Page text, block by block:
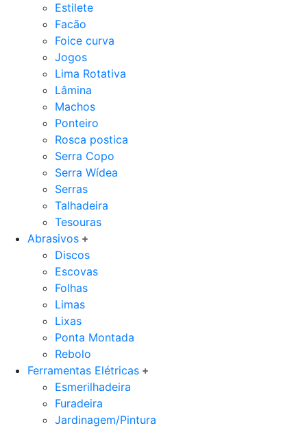
Estilete
Facão
Foice curva
Jogos
Lima Rotativa
Lâmina
Machos
Ponteiro
Rosca postica
Serra Copo
Serra Wídea
Serras
Talhadeira
Tesouras
Abrasivos
Discos
Escovas
Folhas
Limas
Lixas
Ponta Montada
Rebolo
Ferramentas Elétricas
Esmerilhadeira
Furadeira
Jardinagem/Pintura